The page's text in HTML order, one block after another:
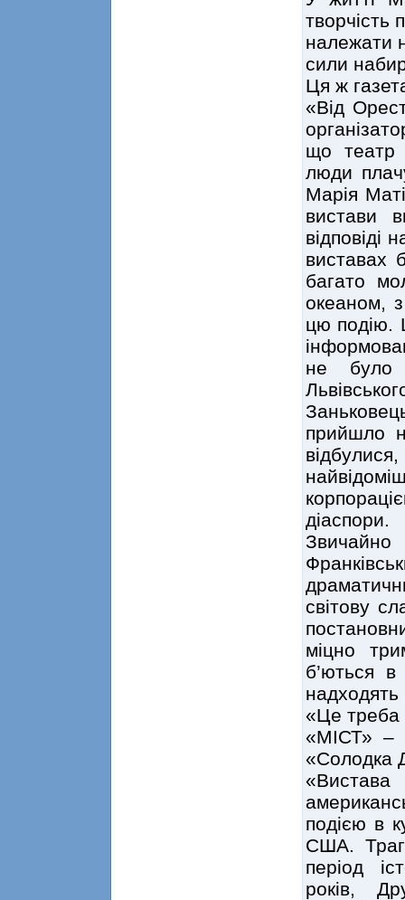
творчість
належати
сили
Ця ж
«Від
що театр
люди
Марія
вистави
відповіді
виставах
багато
океаном,
цю подію.
не було
прийшло
діаспори.
світову
міцно
б’ються
надходять
«Це треба
«МІСТ» –
«Солодка
подією в
США.
період
років,